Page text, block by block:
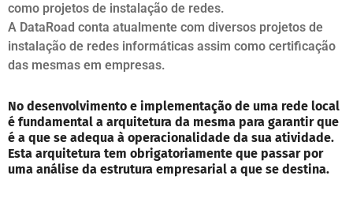
como projetos de instalação de redes.
A DataRoad conta atualmente com diversos projetos de
instalação de redes informáticas assim como certificação
das mesmas em empresas.
No desenvolvimento e implementação de uma rede local
é fundamental a arquitetura da mesma para garantir que
é a que se adequa à operacionalidade da sua atividade.
Esta arquitetura tem obrigatoriamente que passar por
uma análise da estrutura empresarial a que se destina.